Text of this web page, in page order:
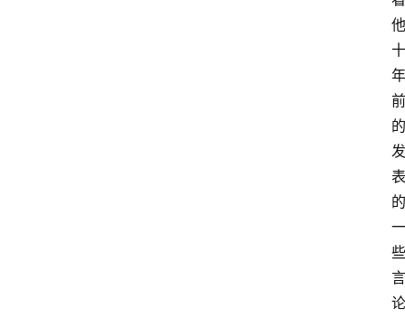
他
十
年
前
的
发
表
的
一
些
言
论